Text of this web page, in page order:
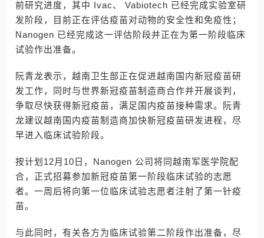
前研究进度，其中 Ivac、 Vabiotech 已经完成实验室研
发阶段，目前正在评估疫苗对动物的安全性和免疫性；
Nanogen 已经完成这一评估阶段并正在为第一阶段临床
试验作出准备。
阮青龙表示，越南卫生部正在促进越南国内新冠疫苗研
发工作，同时与世界新冠疫苗制造商合作并开展谈判，
争取尽快获得新冠疫苗，满足国内疫苗接种需求。阮青
龙建议越南国内疫苗制造商加快新冠疫苗研发进程，尽
早进入临床试验阶段。
按计划12月10日，Nanogen 公司将同越南军医学院配
合，正式招募参加新冠疫苗第一阶段临床试验的志愿
者。一周后将向第一位临床试验志愿者注射了第一针疫
苗。
与此同时，有关各方为临床试验第二阶段作出准备，尽